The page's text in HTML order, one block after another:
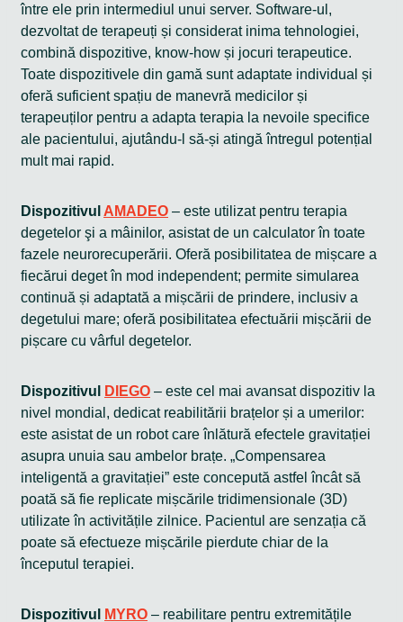
între ele prin intermediul unui server. Software-ul,
dezvoltat de terapeuți și considerat inima tehnologiei,
combină dispozitive, know-how și jocuri terapeutice.
Toate dispozitivele din gamă sunt adaptate individual și
oferă suficient spațiu de manevră medicilor și
terapeuților pentru a adapta terapia la nevoile specifice
ale pacientului, ajutându-l să-și atingă întregul potențial
mult mai rapid.
Dispozitivul AMADEO – este utilizat pentru terapia
degetelor şi a mâinilor, asistat de un calculator în toate
fazele neurorecuperării. Oferă posibilitatea de mișcare a
fiecărui deget în mod independent; permite simularea
continuă și adaptată a mișcării de prindere, inclusiv a
degetului mare; oferă posibilitatea efectuării mișcării de
pișcare cu vârful degetelor.
Dispozitivul DIEGO – este cel mai avansat dispozitiv la
nivel mondial, dedicat reabilitării brațelor și a umerilor:
este asistat de un robot care înlătură efectele gravitației
asupra unuia sau ambelor brațe. „Compensarea
inteligentă a gravitației” este concepută astfel încât să
poată să fie replicate mișcările tridimensionale (3D)
utilizate în activitățile zilnice. Pacientul are senzația că
poate să efectueze mișcările pierdute chiar de la
începutul terapiei.
Dispozitivul MYRO – reabilitare pentru extremitățile